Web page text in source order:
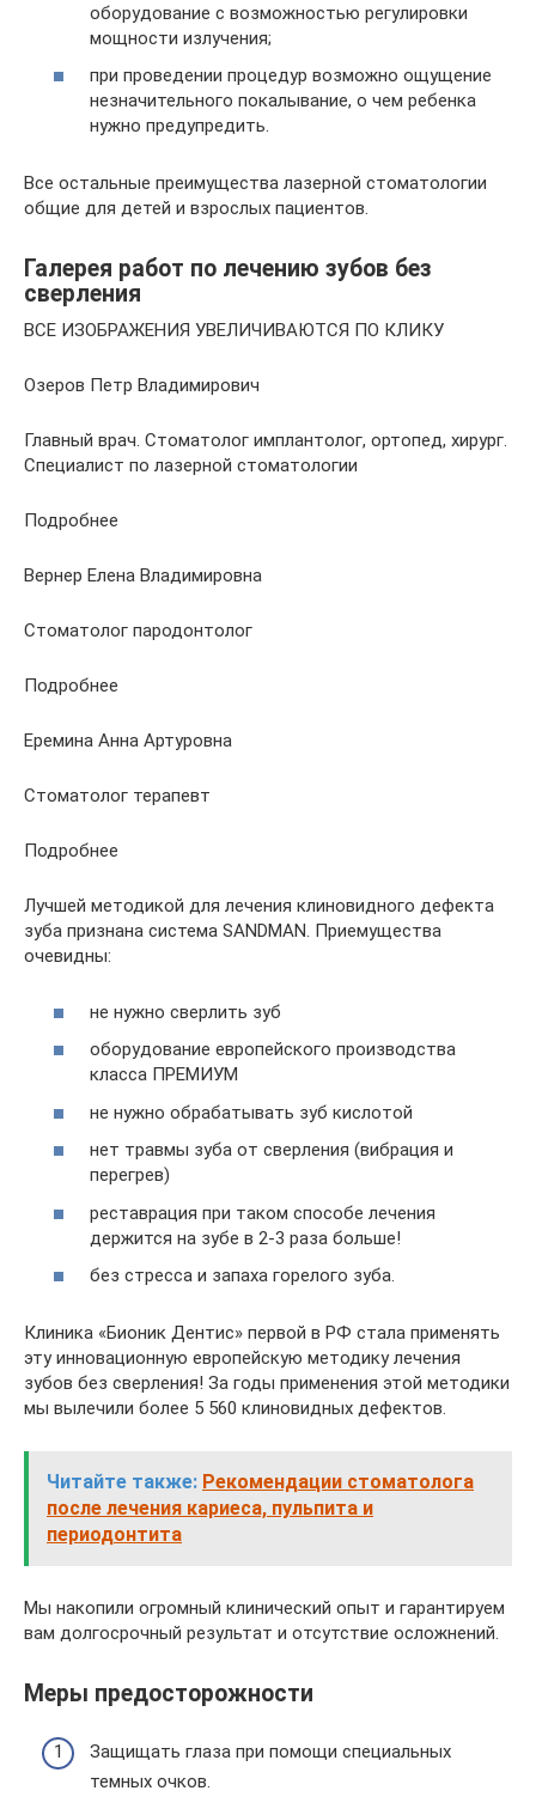
оборудование с возможностью регулировки
мощности излучения;
при проведении процедур возможно ощущение
незначительного покалывание, о чем ребенка
нужно предупредить.
Все остальные преимущества лазерной стоматологии
общие для детей и взрослых пациентов.
Галерея работ по лечению зубов без
сверления
ВСЕ ИЗОБРАЖЕНИЯ УВЕЛИЧИВАЮТСЯ ПО КЛИКУ
Озеров Петр Владимирович
Главный врач. Стоматолог имплантолог, ортопед, хирург.
Специалист по лазерной стоматологии
Подробнее
Вернер Елена Владимировна
Стоматолог пародонтолог
Подробнее
Еремина Анна Артуровна
Стоматолог терапевт
Подробнее
Лучшей методикой для лечения клиновидного дефекта
зуба признана система SANDMAN. Приемущества
очевидны:
не нужно сверлить зуб
оборудование европейского производства
класса ПРЕМИУМ
не нужно обрабатывать зуб кислотой
нет травмы зуба от сверления (вибрация и
перегрев)
реставрация при таком способе лечения
держится на зубе в 2-3 раза больше!
без стресса и запаха горелого зуба.
Клиника «Бионик Дентис» первой в РФ стала применять
эту инновационную европейскую методику лечения
зубов без сверления! За годы применения этой методики
мы вылечили более 5 560 клиновидных дефектов.
Читайте также: Рекомендации стоматолога
после лечения кариеса, пульпита и
периодонтита
Мы накопили огромный клинический опыт и гарантируем
вам долгосрочный результат и отсутствие осложнений.
Меры предосторожности
Защищать глаза при помощи специальных
темных очков.